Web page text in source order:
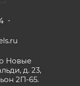
Новые
д. 23,
2П-65.